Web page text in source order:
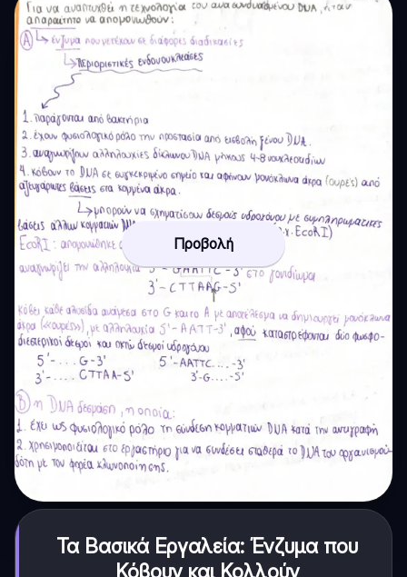
Προβολή
Τα Βασικά Εργαλεία: Ένζυμα που
Κόβουν και Κολλούν